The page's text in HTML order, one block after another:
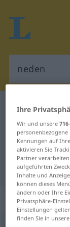
Türkisch-
"neden"
"neden"
Ihre
Wir und unsere716
Kennungen auf
aktivieren Sie
Partner
aufgeführten
Inhalte und
können dieses
ändern oder Ihre
Privatsphäre-
Einstellungen
finden Sie in